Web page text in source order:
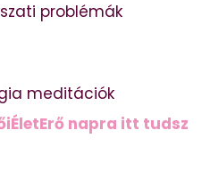
problémák
meditációk
napra itt tudsz